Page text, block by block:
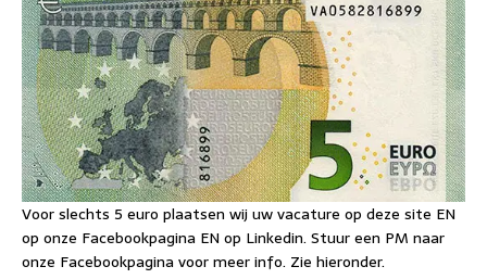
Voor slechts 5 euro plaatsen wij uw vacature op deze site EN
op onze Facebookpagina EN op Linkedin. Stuur een PM naar
onze Facebookpagina voor meer info. Zie hieronder.